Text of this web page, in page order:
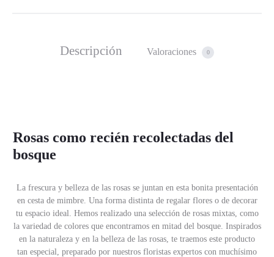
Descripción Valoraciones 0
Rosas como recién recolectadas del
bosque
La frescura y belleza de las rosas se juntan en esta bonita presentación
en cesta de mimbre. Una forma distinta de regalar flores o de decorar
tu espacio ideal. Hemos realizado una selección de rosas mixtas, como
la variedad de colores que encontramos en mitad del bosque. Inspirados
en la naturaleza y en la belleza de las rosas, te traemos este producto
tan especial, preparado por nuestros floristas expertos con muchísimo